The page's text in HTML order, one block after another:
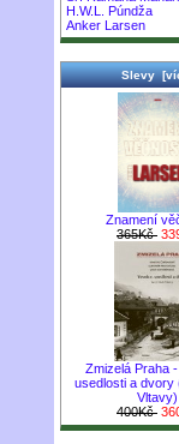
H.W.L. Púndža
Anker Larsen
Slevy
Znamení
365Kč
Zmizelá Praha -
usedlosti a dvory
Vltavy)
400Kč